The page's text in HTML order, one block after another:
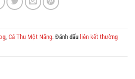
Cá Thu Một Nắng. Đánh dấu liên kết thường